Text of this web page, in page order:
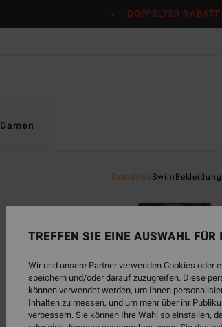
DOPPELTER RABATT
Damen
BrandneuSwimBekleidung
TREFFEN SIE EINE AUSWAHL FÜR
Wir und unsere Partner verwenden Cookies
speichern und/oder darauf zuzugreifen. Diese
können verwendet werden, um Ihnen
Inhalten zu messen, und um mehr über ihr
verbessern. Sie können Ihre Wahl so einstellen,